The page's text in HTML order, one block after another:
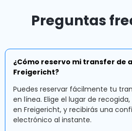
Preguntas
¿Cómo reservo mi transfer de
Freigericht?
Puedes reservar fácilmente tu
en línea. Elige el lugar de
en Freigericht, y recibirás una
electrónico al instante.